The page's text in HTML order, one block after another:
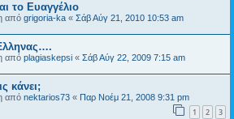
το Ευαγγέλιο
από grigoria-ka « Σάβ Αύγ 21, 2010 10:53 am
από plagiaskepsi « Σάβ Αύγ 22, 2009 7:15 am
κάνει;
από nektarios73 « Παρ Νοέμ 21, 2008 9:31 pm
1 2 3